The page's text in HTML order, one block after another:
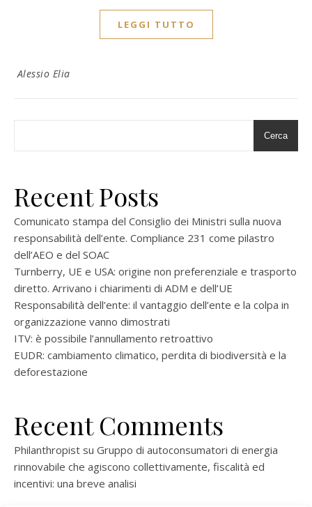
LEGGI TUTTO
Alessio Elia
Cerca
Recent Posts
Comunicato stampa del Consiglio dei Ministri sulla nuova
responsabilità dell’ente. Compliance 231 come pilastro
dell’AEO e del SOAC
Turnberry, UE e USA: origine non preferenziale e trasporto
diretto. Arrivano i chiarimenti di ADM e dell’UE
Responsabilità dell’ente: il vantaggio dell’ente e la colpa in
organizzazione vanno dimostrati
ITV: è possibile l’annullamento retroattivo
EUDR: cambiamento climatico, perdita di biodiversità e la
deforestazione
Recent Comments
Philanthropist su Gruppo di autoconsumatori di energia
rinnovabile che agiscono collettivamente, fiscalità ed
incentivi: una breve analisi